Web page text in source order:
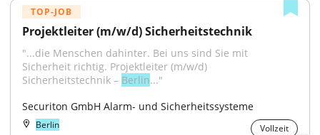
TOP-JOB
Projektleiter (m/w/d) Sicherheitstechnik
"...die Menschen dahinter. Bei uns sind Sie mit
Sicherheit richtig. Projektleiter (m/w/d)
Sicherheitstechnik – Berlin..."
Securiton GmbH Alarm- und Sicherheitssysteme
Berlin Vollzeit